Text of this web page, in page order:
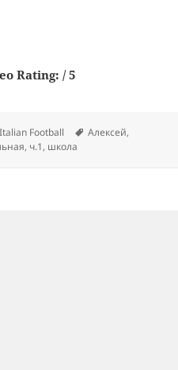
Rating: / 5
Categories
Italian Football Tags
Алексей,
, ч.1, школа